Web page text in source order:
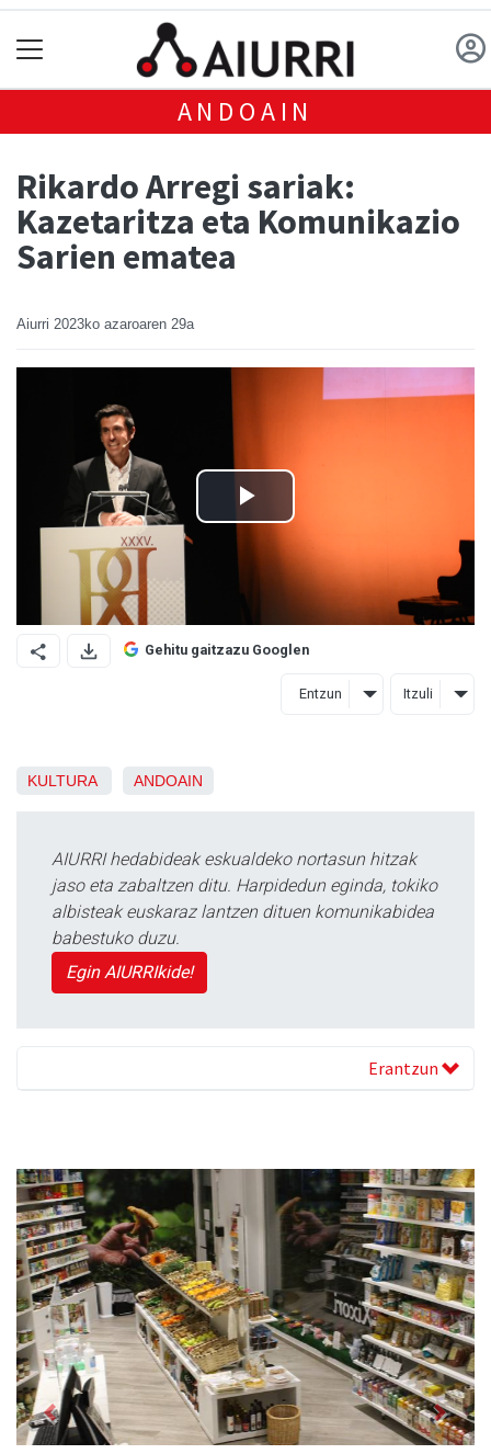
ANDOAIN
Rikardo Arregi sariak:
Kazetaritza eta Komunikazio
Sarien ematea
Aiurri 2023ko azaroaren 29a
Gehitu gaitzazu Googlen
Entzun Itzuli
KULTURA ANDOAIN
AIURRI hedabideak eskualdeko nortasun hitzak
jaso eta zabaltzen ditu. Harpidedun eginda, tokiko
albisteak euskaraz lantzen dituen komunikabidea
babestuko duzu.
Egin AIURRIkide!
Erantzun
Previous Next